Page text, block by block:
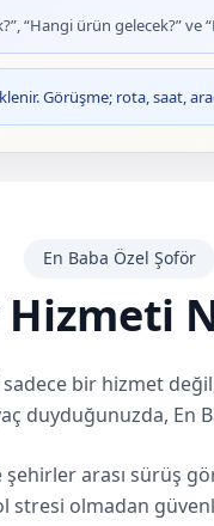
“Hangi ürün gelecek?”
Görüşme; rota, saat,
En Baba Özel Şoför
bir hizmet
duyduğunuzda, En
arası sürüş
stresi olmadan